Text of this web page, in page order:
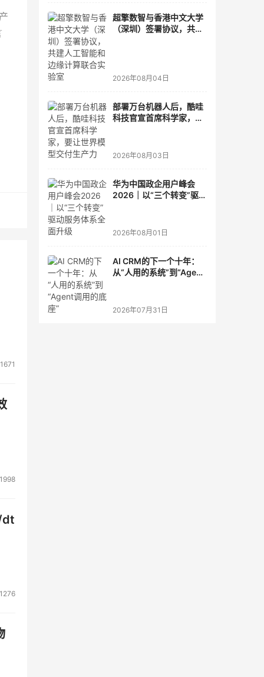
1671
1998
dt
1276
超擎数智与香港中文大学
（深圳）签署协议，共建
2026年08月04日
部署万台机器人后，酷哇
科技官宣首席科学家，要
2026年08月03日
华为中国政企用户峰会
2026｜以“三个转变”驱动
2026年08月01日
AI CRM的下一个十年：
从“人用的系统”到“Agent
2026年07月31日